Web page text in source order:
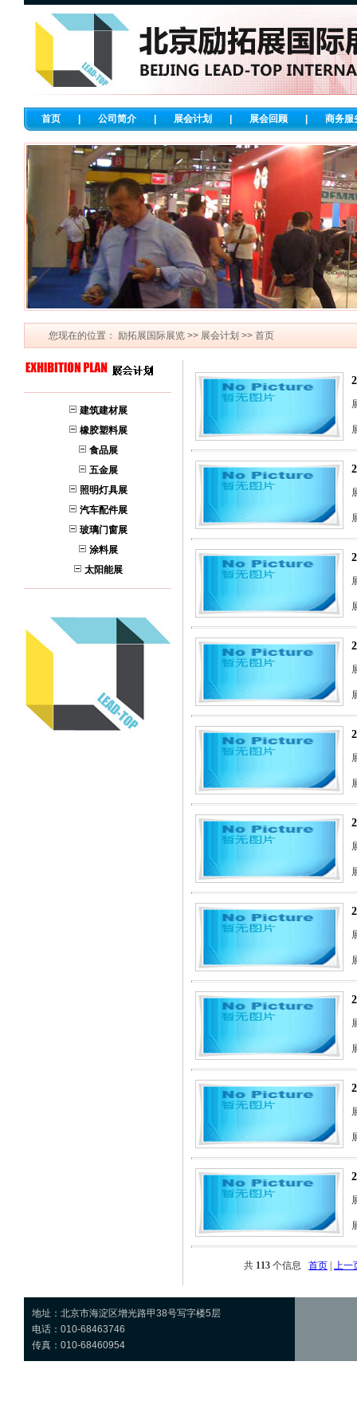
首页 公司简介 展会计划 展会回顾 商务服
您现在的位置： 励拓展国际展览 >> 展会计划 >> 首页
建筑建材展
橡胶塑料展
食品展
五金展
照明灯具展
汽车配件展
玻璃门窗展
涂料展
太阳能展
共 113 个信息 首页 上一
地址：北京市海淀区增光路甲38号写字楼5层
电话：010-68463746
传真：010-68460954